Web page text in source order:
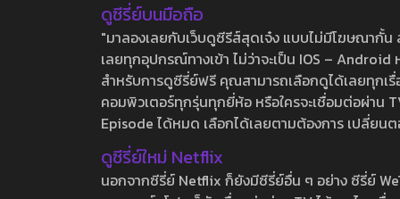
ดูซีรี่ย์บนมือถือ
"มาลองเลยกับเว็บดูซีรีส์สุดเจ๋ง แบบไม่มีโฆษณากั้
เลยทุกอุปกรณ์ทางเข้า ไม่ว่าจะเป็น IOS –
สำหรับการดูซีรี่ย์ฟรี คุณสามารถเลือกดูได้เลยทุกเ
คอมพิวเตอร์ทุกรุ่นทุกยี่ห้อ หรือใครจะเชื่อมต่อผ่าน
Episode ได้หมด เลือกได้เลยตามต้องการ เปลี่ยน
ดูซีรี่ย์ใหม่ Netflix
นอกจากซีรี่ย์ Netflix ก็ยังมีซีรี่ย์อื่น ๆ อย่าง ซีรี่ย์